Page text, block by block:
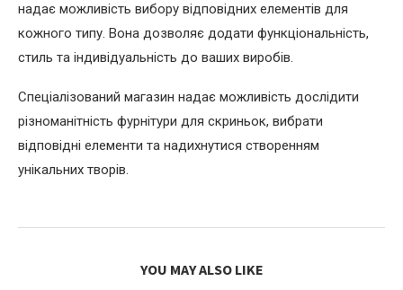
надає можливість вибору відповідних елементів для
кожного типу. Вона дозволяє додати функціональність,
стиль та індивідуальність до ваших виробів.
Спеціалізований магазин надає можливість дослідити
різноманітність фурнітури для скриньок, вибрати
відповідні елементи та надихнутися створенням
унікальних творів.
YOU MAY ALSO LIKE